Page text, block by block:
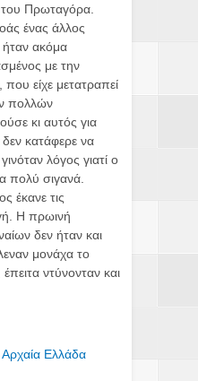
Πρωταγόρα.
ένας άλλος
ακόμα
με την
είχε μετατραπεί
πολλών
κι αυτός για
κατάφερε να
λόγος γιατί ο
πολύ σιγανά.
έκανε τις
Η πρωινή
δεν ήταν και
μονάχα το
ντύνονταν και